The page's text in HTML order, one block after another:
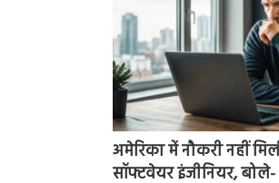
अमेरिका में नौकरी नहीं
सॉफ्टवेयर इंजीनियर,